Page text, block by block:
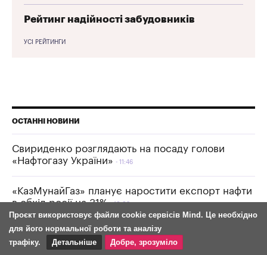
Рейтинг надійності забудовників
УСІ РЕЙТИНГИ
ОСТАННІ НОВИНИ
Свириденко розглядають на посаду голови
«Нафтогазу України»
11:46
«КазМунайГаз» планує наростити експорт нафти
в обхід росії на 31%
ФДМУ розпочав аудит складських приміщень
для постраждалого від обстрілів бізнесу
Проєкт використовує файли cookie сервісів Mind. Це необхідно
для його нормальної роботи та аналізу
трафіку.
Детальніше Добре, зрозуміло